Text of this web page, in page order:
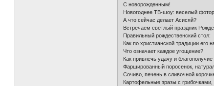
С новорожденным!
Новогоднее ТВ-шоу: веселый
А что сейчас делает Асисяй?
Встречаем светлый праздник
Правильный рождественский стол:
Как по христианской традиции его
Что означает каждое угощение?
Как привлечь удачу и
Фаршированный поросенок,
Сочиво, печень в сливочной
Картофельные зразы с